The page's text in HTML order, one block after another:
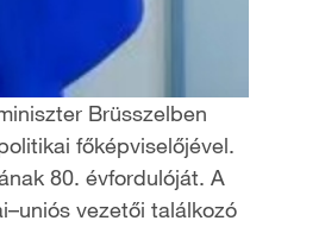
Brüsszelben
főképviselőjével.
80. évfordulóját. A
vezetői találkozó